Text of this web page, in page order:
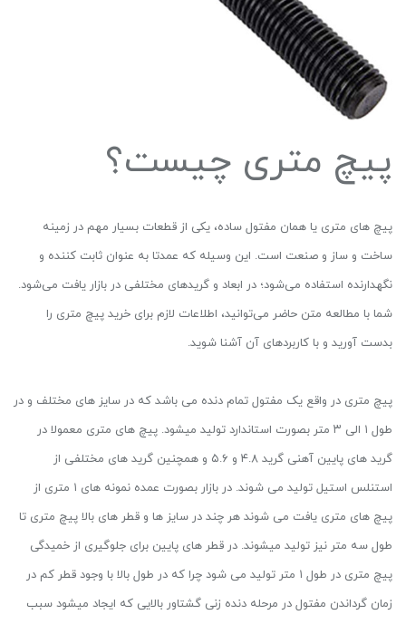
پیچ متری چیست؟
پیچ های متری یا همان مفتول ساده، یکی از قطعات بسیار مهم در زمینه
ساخت و ساز و صنعت است. این وسیله که عمدتا به عنوان ثابت کننده و
نگهدارنده استفاده می‌شود؛ در ابعاد و گریدهای مختلفی در بازار یافت می‌شود.
شما با مطالعه‌ متن حاضر می‌توانید، اطلاعات لازم برای خرید پیچ متری را
بدست آورید و با کاربردهای آن آشنا شوید.
پیچ متری در واقع یک مفتول تمام دنده می باشد که در سایز های مختلف و در
طول ۱ الی ۳ متر بصورت استاندارد تولید میشود. پیچ های متری معمولا در
گرید های پایین آهنی گرید ۴.۸ و ۵.۶ و همچنین گرید های مختلفی از
استنلس استیل تولید می شوند. در بازار بصورت عمده نمونه های ۱ متری از
پیچ های متری یافت می شوند هر چند در سایز ها و قطر های بالا پیچ متری تا
طول سه متر نیز تولید میشوند. در قطر های پایین برای جلوگیری از خمیدگی
پیچ متری در طول ۱ متر تولید می شود چرا که در طول بالا با وجود قطر کم در
زمان گرداندن مفتول در مرحله دنده زنی گشتاور بالایی که ایجاد میشود سبب